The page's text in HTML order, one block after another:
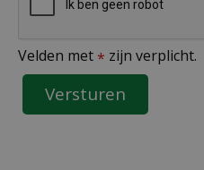
Velden met * zijn verplicht.